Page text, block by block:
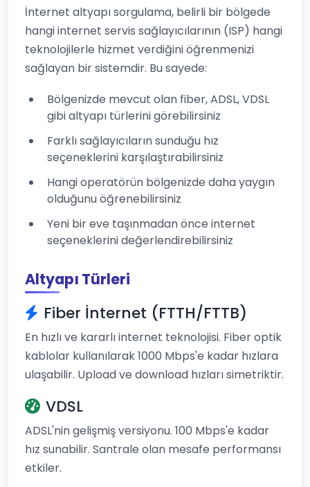
İnternet altyapı sorgulama, belirli bir bölgede
hangi internet servis sağlayıcılarının (ISP) hangi
teknolojilerle hizmet verdiğini öğrenmenizi
sağlayan bir sistemdir. Bu sayede:
Bölgenizde mevcut olan fiber, ADSL, VDSL
gibi altyapı türlerini görebilirsiniz
Farklı sağlayıcıların sunduğu hız
seçeneklerini karşılaştırabilirsiniz
Hangi operatörün bölgenizde daha yaygın
olduğunu öğrenebilirsiniz
Yeni bir eve taşınmadan önce internet
seçeneklerini değerlendirebilirsiniz
Altyapı Türleri
Fiber İnternet (FTTH/FTTB)
En hızlı ve kararlı internet teknolojisi. Fiber optik
kablolar kullanılarak 1000 Mbps'e kadar hızlara
ulaşabilir. Upload ve download hızları simetriktir.
VDSL
ADSL'nin gelişmiş versiyonu. 100 Mbps'e kadar
hız sunabilir. Santrale olan mesafe performansı
etkiler.